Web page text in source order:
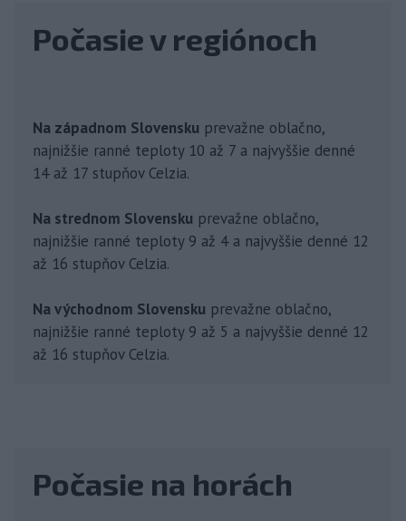
Počasie v regiónoch
Na západnom Slovensku prevažne oblačno,
najnižšie ranné teploty 10 až 7 a najvyššie denné
14 až 17 stupňov Celzia.
Na strednom Slovensku prevažne oblačno,
najnižšie ranné teploty 9 až 4 a najvyššie denné 12
až 16 stupňov Celzia.
Na východnom Slovensku prevažne oblačno,
najnižšie ranné teploty 9 až 5 a najvyššie denné 12
až 16 stupňov Celzia.
Počasie na horách